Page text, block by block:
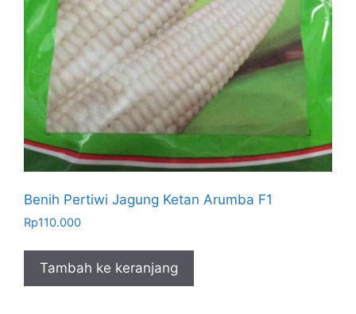
Benih Pertiwi Jagung Ketan Arumba F1
Rp110.000
Tambah ke keranjang